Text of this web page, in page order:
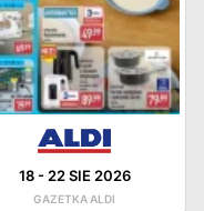
18-22 SIE 2026
GAZETKA ALDI